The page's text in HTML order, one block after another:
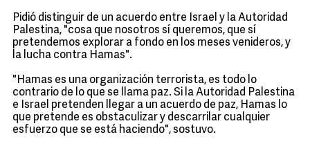
Pidió distinguir de un acuerdo entre Israel y la Autoridad
Palestina, "cosa que nosotros sí queremos, que sí
pretendemos explorar a fondo en los meses venideros, y
la lucha contra Hamas".
"Hamas es una organización terrorista, es todo lo
contrario de lo que se llama paz. Si la Autoridad Palestina
e Israel pretenden llegar a un acuerdo de paz, Hamas lo
que pretende es obstaculizar y descarrilar cualquier
esfuerzo que se está haciendo", sostuvo.